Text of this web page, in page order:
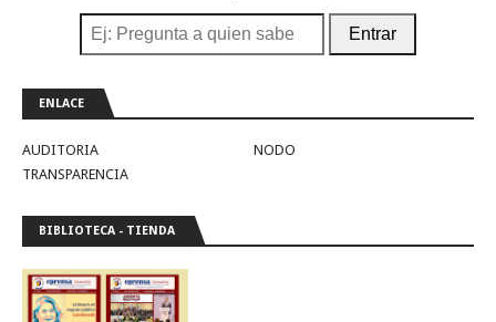
Entrar
ENLACE
AUDITORIA
NODO
TRANSPARENCIA
BIBLIOTECA - TIENDA